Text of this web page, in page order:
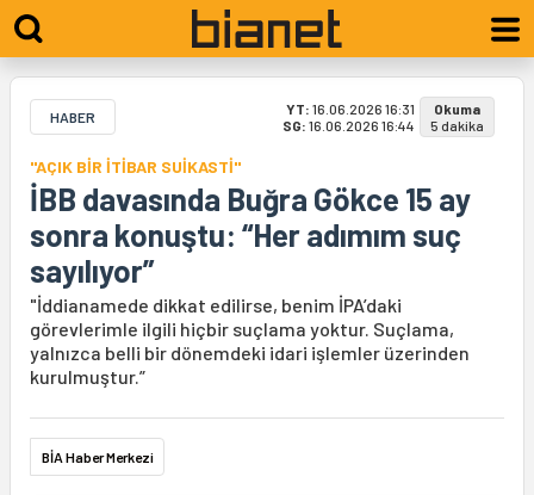
HABER YT: 16.06.2026 16:31
SG: 16.06.2026 16:44
Okuma
5 dakika
"AÇIK BİR İTİBAR SUİKASTİ"
İBB davasında Buğra Gökce 15 ay
sonra konuştu: “Her adımım suç
sayılıyor”
"İddianamede dikkat edilirse, benim İPA’daki
görevlerimle ilgili hiçbir suçlama yoktur. Suçlama,
yalnızca belli bir dönemdeki idari işlemler üzerinden
kurulmuştur.”
BİA Haber Merkezi